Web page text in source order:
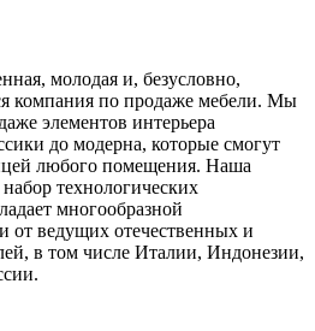
молодая и, безусловно,
компания по продаже мебели. Мы
элементов интерьера
до модерна, которые смогут
любого помещения. Наша
технологических
многообразной
от ведущих отечественных и
в том числе Италии, Индонезии,